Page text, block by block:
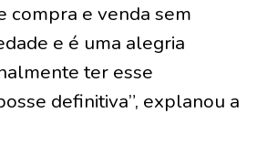
compra e venda sem
e é uma alegria
ter esse
definitiva”, explanou a